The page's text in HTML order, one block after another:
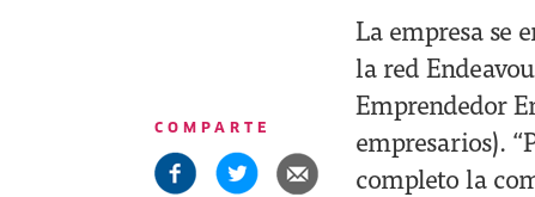
La empresa se
la red
Emprendedor
empresarios).
completo la
COMPARTE